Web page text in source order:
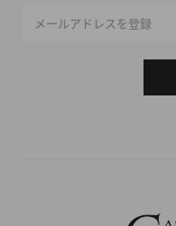
メールアドレスを登録